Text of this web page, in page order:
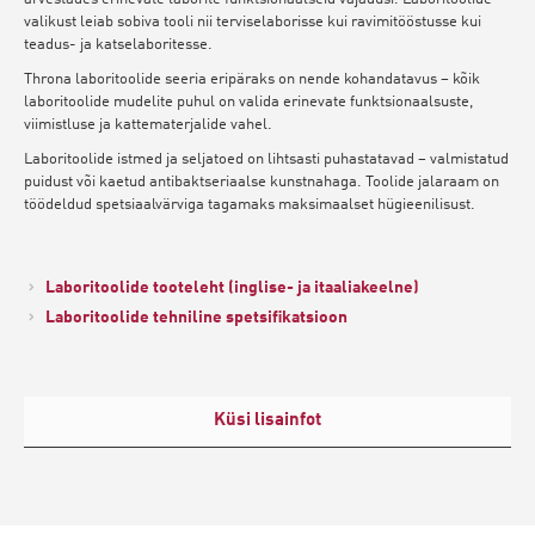
valikust leiab sobiva tooli nii terviselaborisse kui ravimitööstusse kui
teadus- ja katselaboritesse.
Throna laboritoolide seeria eripäraks on nende kohandatavus – kõik
laboritoolide mudelite puhul on valida erinevate funktsionaalsuste,
viimistluse ja kattematerjalide vahel.
Laboritoolide istmed ja seljatoed on lihtsasti puhastatavad – valmistatud
puidust või kaetud antibaktseriaalse kunstnahaga. Toolide jalaraam on
töödeldud spetsiaalvärviga tagamaks maksimaalset hügieenilisust.
Laboritoolide tooteleht (inglise- ja itaaliakeelne)
Laboritoolide tehniline spetsifikatsioon
Küsi lisainfot